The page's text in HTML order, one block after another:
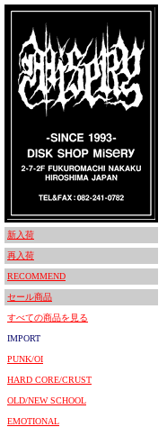
新入荷
再入荷
RECOMMEND
セール商品
すべての商品を見る
IMPORT
PUNK/OI
HARD CORE/CRUST
OLD/NEW SCHOOL
EMOTIONAL